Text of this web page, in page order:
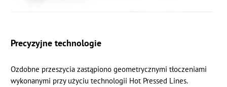
Precyzyjne technologie
Ozdobne przeszycia zastąpiono geometrycznymi tłoczeniami
wykonanymi przy użyciu technologii Hot Pressed Lines.